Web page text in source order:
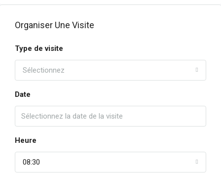
Organiser Une Visite
Type de visite
Sélectionnez
Date
Heure
08:30